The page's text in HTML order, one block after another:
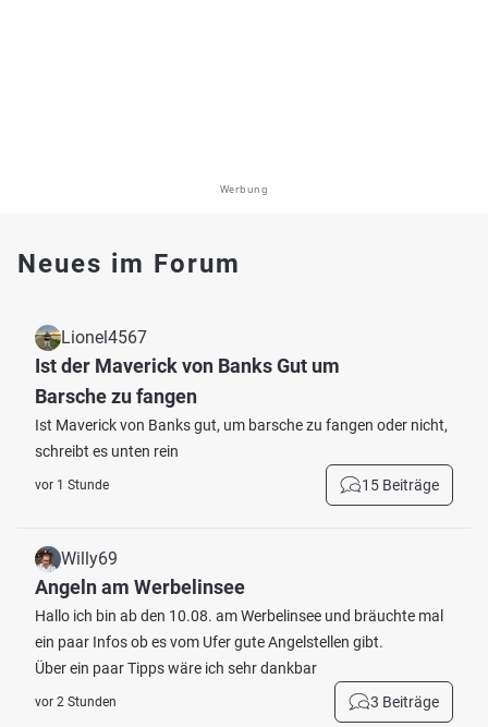
Werbung
Neues im Forum
Lionel4567
Ist der Maverick von Banks Gut um
Barsche zu fangen
Ist Maverick von Banks gut, um barsche zu fangen oder nicht,
schreibt es unten rein
vor 1 Stunde 15 Beiträge
Willy69
Angeln am Werbelinsee
Hallo ich bin ab den 10.08. am Werbelinsee und bräuchte mal
ein paar Infos ob es vom Ufer gute Angelstellen gibt.
Über ein paar Tipps wäre ich sehr dankbar
vor 2 Stunden 3 Beiträge